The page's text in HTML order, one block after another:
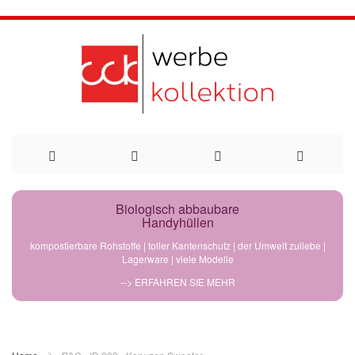
Direkt
Biologisch abbaubare
Handyhüllen
kompostierbare Rohstoffe | toller Kantenschutz | der Umwelt zuliebe |
Lagerware | viele Modelle
--> ERFAHREN SIE MEHR